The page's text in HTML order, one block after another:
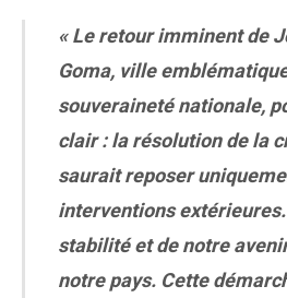
« Le retour imminent de
Goma, ville
souveraineté nationale,
clair : la résolution de la
saurait reposer
interventions
stabilité et de notre
notre pays. Cette